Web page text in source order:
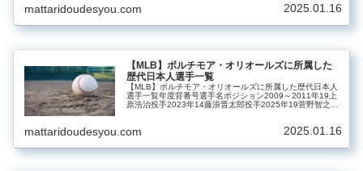
mattaridoudesyou.com 2025.01.16
【MLB】ボルチモア・オリオールズに所属した
歴代日本人選手一覧
【MLB】ボルチモア・オリオールズに所属した歴代日本人
選手一覧年度背番号選手名ポジション2009～2011年19上
原浩治投手2023年14藤浪晋太郎投手2025年19菅野智之投
mattaridoudesyou.com 2025.01.16